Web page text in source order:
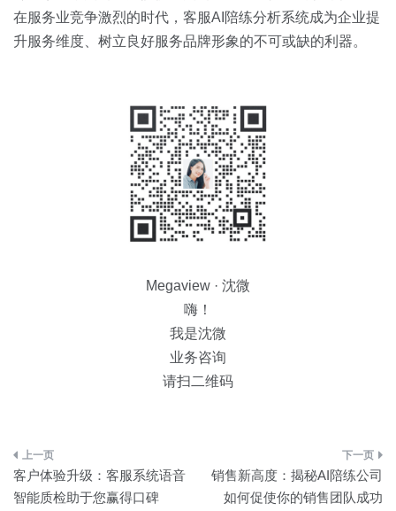
在服务业竞争激烈的时代，客服AI陪练分析系统成为企业提
升服务维度、树立良好服务品牌形象的不可或缺的利器。
Megaview · 沈微
嗨！
我是沈微
业务咨询
请扫二维码
文
章
客户体验升级：客服系统语音
智能质检助于您赢得口碑
销售新高度：揭秘AI陪练公司
如何促使你的销售团队成功